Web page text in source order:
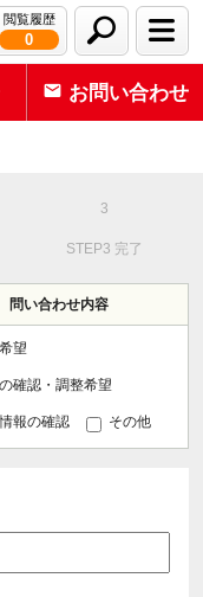
閲覧履歴
0
お問い合わせ
STEP3 完了
問い合わせ内容
望
確認・調整希望
報の確認 その他